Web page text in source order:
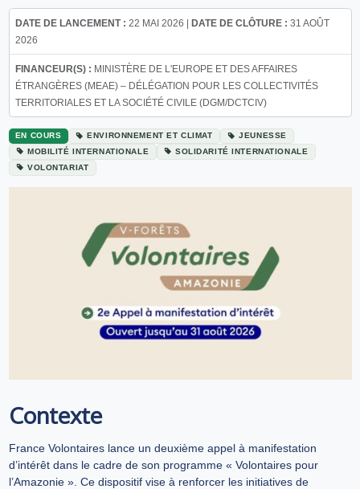
DATE DE LANCEMENT : 22 MAI 2026 | DATE DE CLÔTURE : 31 AOÛT
2026
FINANCEUR(S) : MINISTÈRE DE L'EUROPE ET DES AFFAIRES
ÉTRANGÈRES (MEAE) – DÉLÉGATION POUR LES COLLECTIVITÉS
TERRITORIALES ET LA SOCIÉTÉ CIVILE (DGM/DCTCIV)
EN COURS ENVIRONNEMENT ET CLIMAT
JEUNESSE
MOBILITÉ INTERNATIONALE
SOLIDARITÉ INTERNATIONALE
VOLONTARIAT
Contexte
France Volontaires lance un deuxième appel à manifestation
d’intérêt dans le cadre de son programme « Volontaires pour
l’Amazonie ». Ce dispositif vise à renforcer les initiatives de